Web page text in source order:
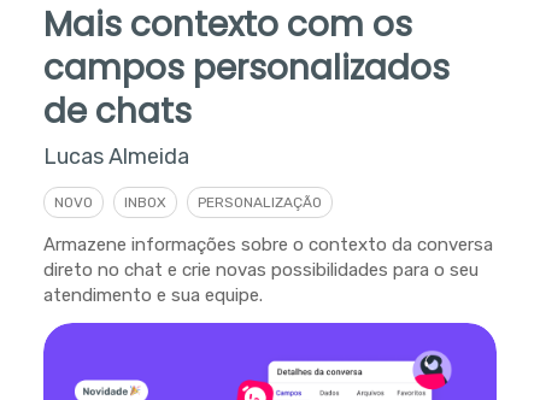
Mais contexto com os
campos personalizados
de chats
Lucas Almeida
NOVO INBOX PERSONALIZAÇÃO
Armazene informações sobre o contexto da conversa
direto no chat e crie novas possibilidades para o seu
atendimento e sua equipe.